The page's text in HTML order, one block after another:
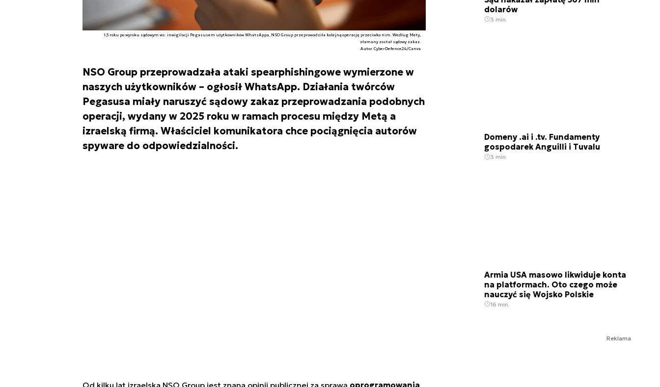
1,5 roku po wyroku sądowym ws. inwigilacji Pegasusem użytkowników WhatsAppa, NSO Group przeprowadziła kolejną operację przeciwko nim. Według Mety,
złamany został sądowy zakaz.
Autor. CyberDefence24/Canva
NSO Group przeprowadzała ataki spearphishingowe wymierzone w
naszych użytkowników – ogłosił WhatsApp. Działania twórców
Pegasusa miały naruszyć sądowy zakaz przeprowadzania podobnych
operacji, wydany w 2025 roku w ramach procesu między Metą a
izraelską firmą. Właściciel komunikatora chce pociągnięcia autorów
spyware do odpowiedzialności.
dolarów
3 min.
Domeny .ai i .tv. Fundamenty
gospodarek Anguilli i Tuvalu
3 min.
Armia USA masowo likwiduje konta
na platformach. Oto czego może
nauczyć się Wojsko Polskie
16 min.
Reklama